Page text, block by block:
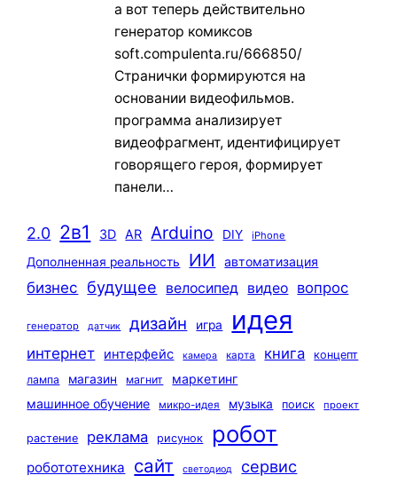
а вот теперь действительно
генератор комиксов
soft.compulenta.ru/666850/
Странички формируются на
основании видеофильмов.
программа анализирует
видеофрагмент, идентифицирует
говорящего героя, формирует
панели…
2.0 2в1 3D AR Arduino DIY iPhone
Дополненная реальность ИИ автоматизация
бизнес будущее велосипед видео вопрос
генератор датчик дизайн игра идея
интернет интерфейс камера карта книга
концепт
лампа
магазин магнит
маркетинг
машинное обучение
микро-идея музыка поиск проект
растение реклама рисунок робот
робототехника сайт светодиод сервис